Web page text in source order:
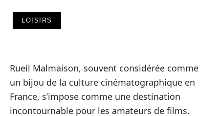
LOISIRS
Rueil Malmaison, souvent considérée comme
un bijou de la culture cinématographique en
France, s’impose comme une destination
incontournable pour les amateurs de films.